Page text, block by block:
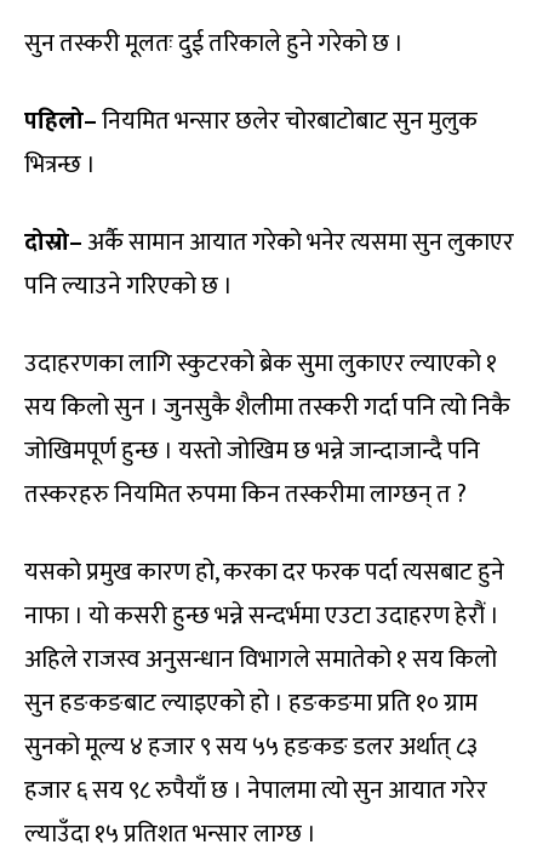
सुन तस्करी मूलतः दुई तरिकाले हुने गरेको छ ।
पहिलो–नियमित भन्सार छलेर चोरबाटोबाट सुन मुलुक
भित्रन्छ ।
दोस्रो–अर्कै सामान आयात गरेको भनेर त्यसमा सुन लुकाएर
पनि ल्याउने गरिएको छ ।
उदाहरणका लागि स्कुटरको ब्रेक सुमा लुकाएर ल्याएको १
सय किलो सुन । जुनसुकै शैलीमा तस्करी गर्दा पनि त्यो निकै
जोखिमपूर्ण हुन्छ । यस्तो जोखिम छ भन्ने जान्दाजान्दै पनि
तस्करहरु नियमित रुपमा किन तस्करीमा लाग्छन् त ?
यसको प्रमुख कारण हो, करका दर फरक पर्दा त्यसबाट हुने
नाफा । यो कसरी हुन्छ भन्ने सन्दर्भमा एउटा उदाहरण हेरौं ।
अहिले राजस्व अनुसन्धान विभागले समातेको १ सय किलो
सुन हङकङबाट ल्याइएको हो । हङकङमा प्रति १० ग्राम
सुनको मूल्य ४ हजार ९ सय ५५ हङकङ डलर अर्थात् ८३
हजार ६ सय ९८ रुपैयाँ छ । नेपालमा त्यो सुन आयात गरेर
ल्याउँदा १५ प्रतिशत भन्सार लाग्छ ।